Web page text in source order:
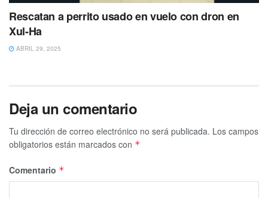
Rescatan a perrito usado en vuelo con dron en
Xul-Ha
ABRIL 29, 2025
Deja un comentario
Tu dirección de correo electrónico no será publicada. Los campos
obligatorios están marcados con *
Comentario *